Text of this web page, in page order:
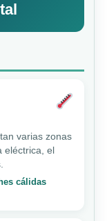
varias zonas
eléctrica, el
cálidas